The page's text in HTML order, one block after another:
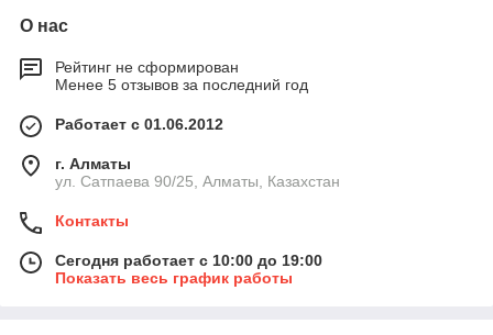
О нас
Рейтинг не сформирован
Менее 5 отзывов за последний год
Работает с 01.06.2012
г. Алматы
ул. Сатпаева 90/25, Алматы, Казахстан
Контакты
Сегодня работает с 10:00 до 19:00
Показать весь график работы